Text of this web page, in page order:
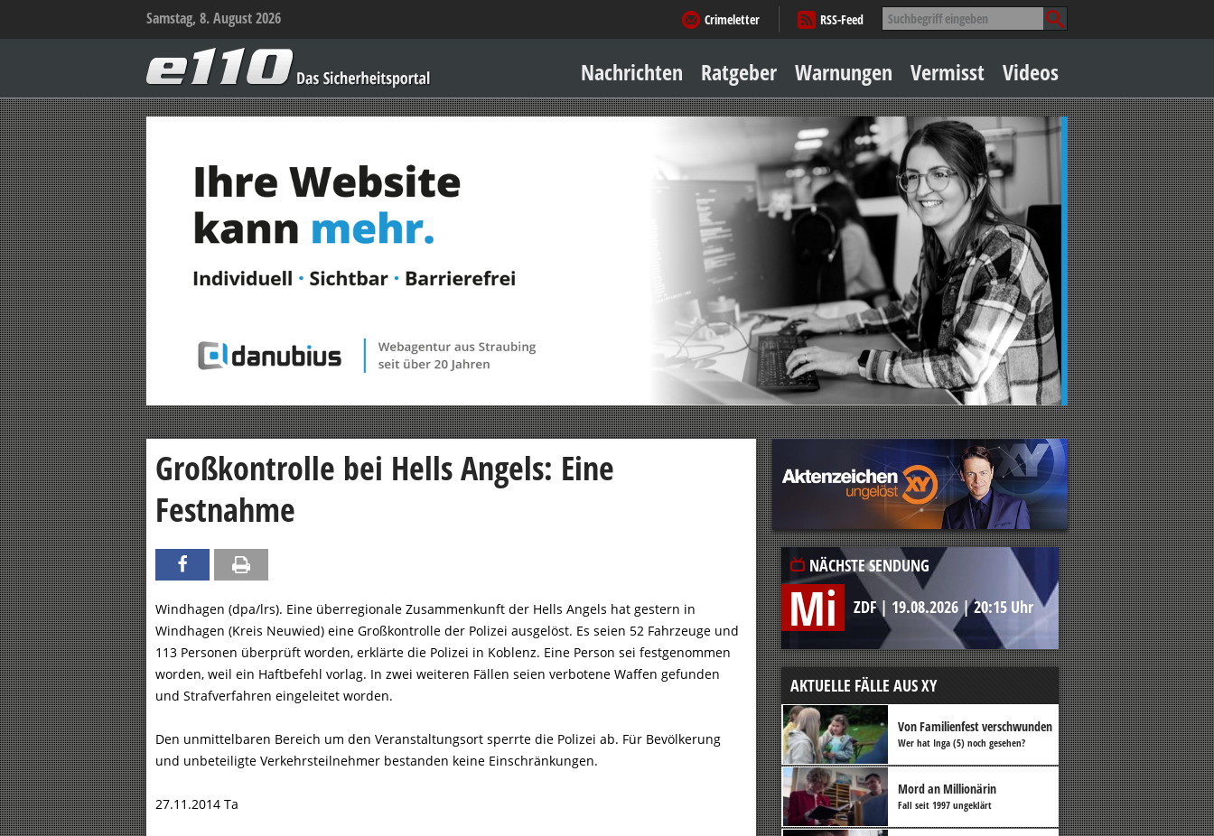
Samstag, 8. August 2026 Suche
nach:
Crimeletter
RSS-Feed
–
Das
Sicherheitsportal
Inhalt
springen
Nachrichten Ratgeber
Sicher zu Hause
Geld & Einkauf
Amore & mehr
Mobiles Leben
Arbeitsleben
Warnungen Vermisst Videos
Großkontrolle bei Hells Angels: Eine
Festnahme
Windhagen (dpa/lrs). Eine überregionale Zusammenkunft der Hells Angels hat gestern in
Windhagen (Kreis Neuwied) eine Großkontrolle der Polizei ausgelöst. Es seien 52 Fahrzeuge und
113 Personen überprüft worden, erklärte die Polizei in Koblenz. Eine Person sei festgenommen
worden, weil ein Haftbefehl vorlag. In zwei weiteren Fällen seien verbotene Waffen gefunden
und Strafverfahren eingeleitet worden.
Den unmittelbaren Bereich um den Veranstaltungsort sperrte die Polizei ab. Für Bevölkerung
und unbeteiligte Verkehrsteilnehmer bestanden keine Einschränkungen.
27.11.2014 Ta
NÄCHSTE SENDUNG
Mi ZDF| 19.08.2026 |20:15 Uhr
AKTUELLE FÄLLE AUS XY
Von Familienfest verschwunden
Wer hat Inga (5) noch gesehen?
Mord an Millionärin
Fall seit 1997 ungeklärt